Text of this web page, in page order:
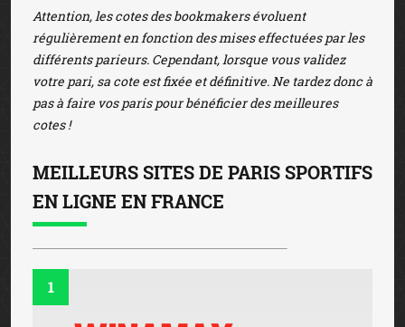
Attention, les cotes des bookmakers évoluent
régulièrement en fonction des mises effectuées par les
différents parieurs. Cependant, lorsque vous validez
votre pari, sa cote est fixée et définitive. Ne tardez donc à
pas à faire vos paris pour bénéficier des meilleures
cotes !
MEILLEURS SITES DE PARIS SPORTIFS
EN LIGNE EN FRANCE
1